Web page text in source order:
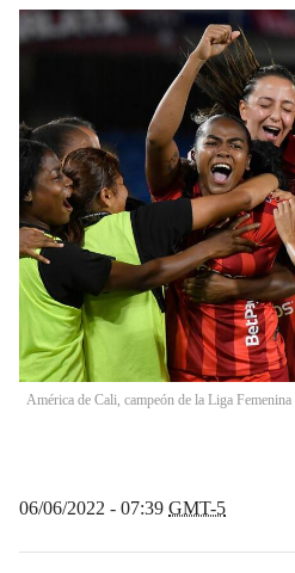
América de Cali, campeón de la Liga
06/06/2022 - 07:39 GMT-5